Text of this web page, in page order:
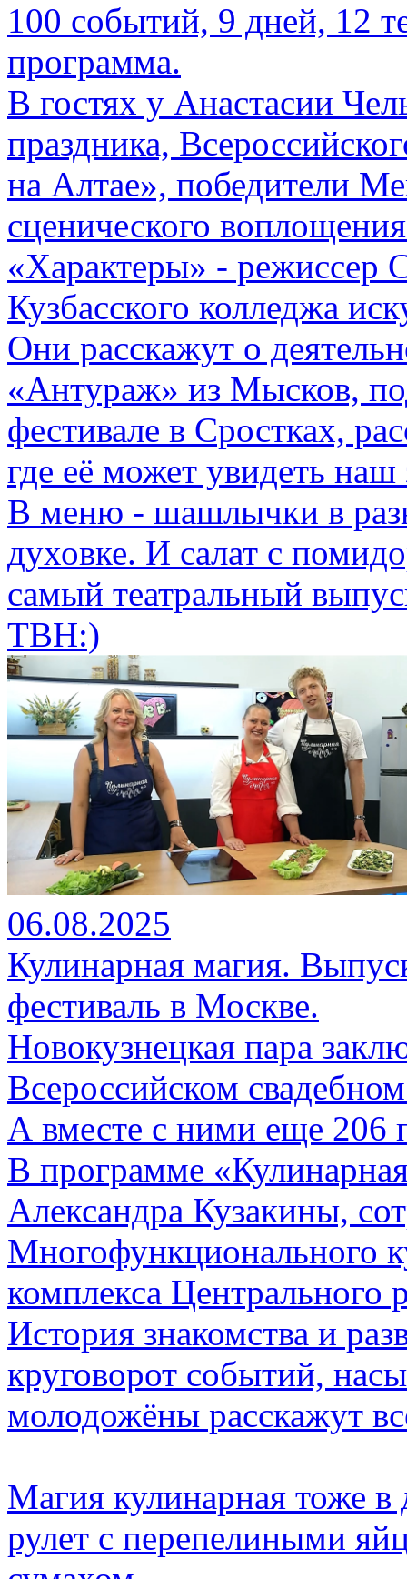
100 событий, 9 дней, 12
программа.
В гостях у Анастасии
праздника,
на Алтае», победители
сценического
«Характеры» - режиссер
Кузбасского колледжа
Они расскажут о
«Антураж» из Мысков,
фестивале в Сростках,
где её может увидеть наш
В меню - шашлычки в
духовке. И салат с
самый театральный
ТВН:)
06.08.2025
Кулинарная магия.
фестиваль в Москве.
Новокузнецкая пара
Всероссийском
А вместе с ними еще 206
В программе
Александра Кузакины,
Многофункционального
комплекса Центрального
История знакомства и
круговорот событий,
молодожёны расскажут
Магия кулинарная тоже
рулет с перепелиными